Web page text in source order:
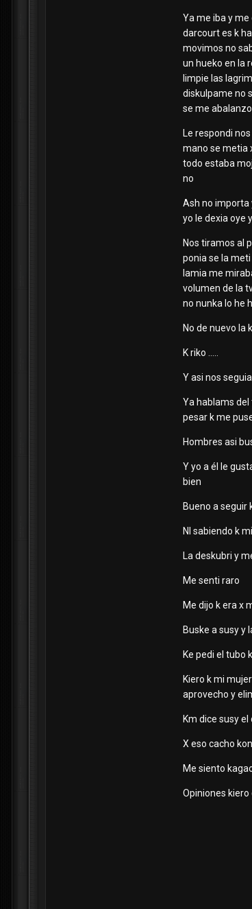
Ya me iba y
darcourt es k
movimos no
un hueko en la
limpie las
diskulpame no
se me
Le respondi
mano se metia
todo estaba
no
Ash no importa
yo le dexia oye
Nos tiramos al
ponia se la
lamia me
volumen de la
no nunka lo he
No de nuevo la
K riko .....
Y asi nos
Ya hablams del
pesar k me
Hombres asi
Y yo a él le
bien
Bueno a seguir
Nl sabiendo k
La deskubri y
Me senti raro
Me dijo k era x
Buske a susy y
Ke pedi el tubo
Kiero k mi
aprovecho y
Km dice susy
X eso cacho
Me siento
Opiniones kiero